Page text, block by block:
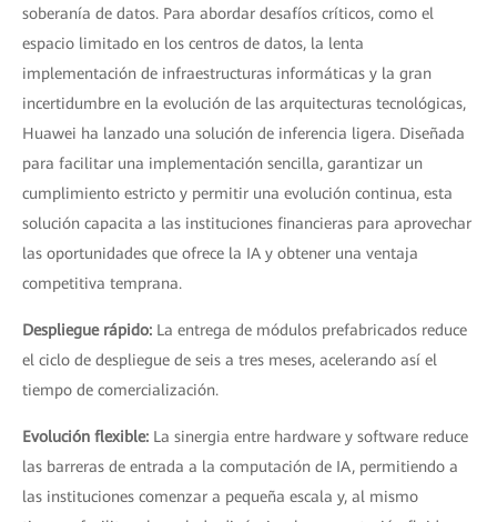
soberanía de datos. Para abordar desafíos críticos, como el
espacio limitado en los centros de datos, la lenta
implementación de infraestructuras informáticas y la gran
incertidumbre en la evolución de las arquitecturas tecnológicas,
Huawei ha lanzado una solución de inferencia ligera. Diseñada
para facilitar una implementación sencilla, garantizar un
cumplimiento estricto y permitir una evolución continua, esta
solución capacita a las instituciones financieras para aprovechar
las oportunidades que ofrece la IA y obtener una ventaja
competitiva temprana.
Despliegue rápido: La entrega de módulos prefabricados reduce
el ciclo de despliegue de seis a tres meses, acelerando así el
tiempo de comercialización.
Evolución flexible: La sinergia entre hardware y software reduce
las barreras de entrada a la computación de IA, permitiendo a
las instituciones comenzar a pequeña escala y, al mismo